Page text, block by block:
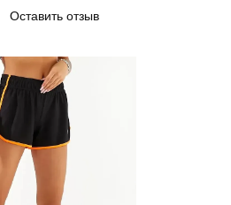
Оставить отзыв